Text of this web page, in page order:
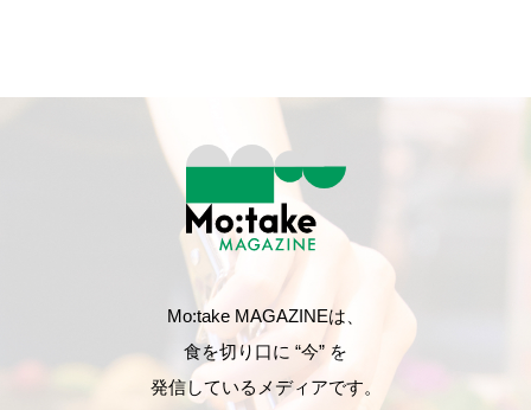
Mo:take MAGAZINEは、
食を切り口に “今” を
発信しているメディアです。